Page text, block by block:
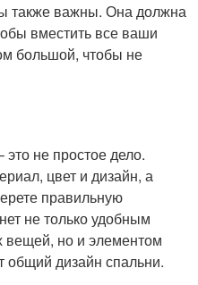
также важны. Она должна
вместить все ваши
большой, чтобы не
не простое дело.
цвет и дизайн, а
правильную
не только удобным
вещей, но и элементом
общий дизайн спальни.